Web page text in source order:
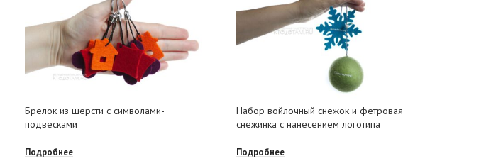
Брелок из шерсти с символами-
подвесками
Подробнее
Набор войлочный снежок и фетровая
снежинка с нанесением логотипа
Подробнее